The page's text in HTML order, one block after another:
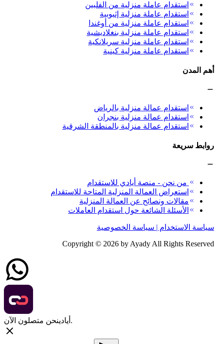
استقدام عاملة منزلية من الفلبين
استقدام عاملة منزلية إثيوبية
استقدام عاملة منزلية من أوغندا
استقدام عاملة منزلية بنغلاديشية
استقدام عاملة منزلية سريلانكية
استقدام عاملة منزلية كينية
أهم المدن
استقدام عمالة منزلية بالرياض
استقدام عمالة منزلية بنجران
استقدام عمالة منزلية بالمنطقة الشرقية
روابط سريعة
من نحن - منصة أيادي للاستقدام
استعراض العمالة المنزلية المتاحة للاستقدام
مقالات ونصائح عن العمالة المنزلية
الأسئلة الشائعة حول استقدام العاملات
سياسة الاستخدام | سياسة الخصوصية
Copyright © 2026 by Ayady All Rights Reserved
أيادي نحن متصلون الآن.